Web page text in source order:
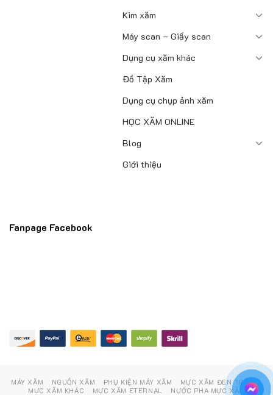
Kim xăm
Máy scan – Giấy scan
Dụng cụ xăm khác
Đồ Tập Xăm
Dụng cụ chụp ảnh xăm
HỌC XĂM ONLINE
Blog
Giới thiệu
Fanpage Facebook
MÁY XĂM NGUỒN XĂM PHỤ KIỆN MÁY XĂM
MỰC XĂM ĐEN TRẮNG
MỰC XĂM KHÁC
MỰC XĂM ETERNAL
NƯỚC PHA MỰC XĂM